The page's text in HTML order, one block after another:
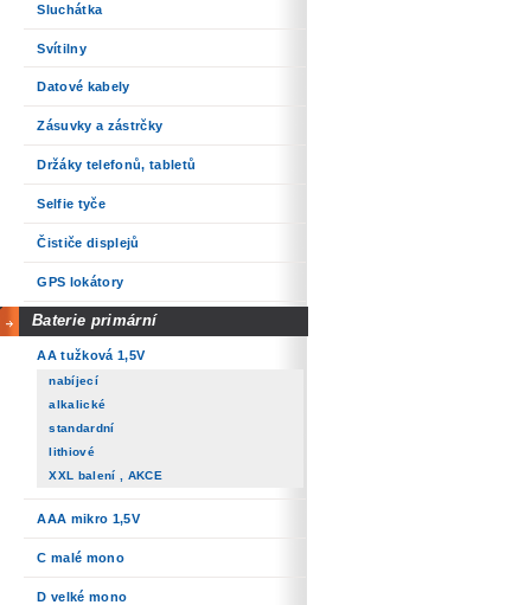
Sluchátka
Svítilny
Datové kabely
Zásuvky a zástrčky
Držáky telefonů, tabletů
Selfie tyče
Čističe displejů
GPS lokátory
Baterie primární
AA tužková 1,5V
nabíjecí
alkalické
standardní
lithiové
XXL balení , AKCE
AAA mikro 1,5V
C malé mono
D velké mono